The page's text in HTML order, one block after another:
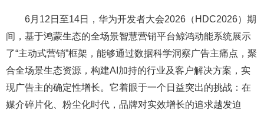
6月12日至14日，华为开发者大会2026（HDC2026）期
间，基于鸿蒙生态的全场景智慧营销平台鲸鸿动能系统展示
了“主动式营销”框架，能够通过数据科学洞察广告主痛点，聚
合全场景生态资源，构建AI加持的行业及客户解决方案，实
现广告主的确定性增长。它着眼于一个日益突出的挑战：在
媒介碎片化、粉尘化时代，品牌对实效增长的追求越发迫